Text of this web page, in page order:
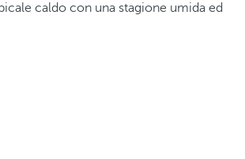
caldo con una stagione umida ed